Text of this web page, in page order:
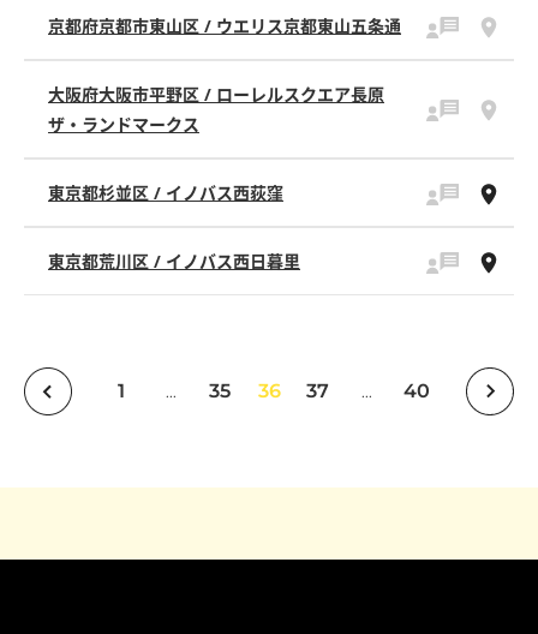
京都府京都市東山区 / ウエリス京都東山五条通
大阪府大阪市平野区 / ローレルスクエア長原
ザ・ランドマークス
東京都杉並区 / イノバス西荻窪
東京都荒川区 / イノバス西日暮里
1 ... 35 36 37 ... 40